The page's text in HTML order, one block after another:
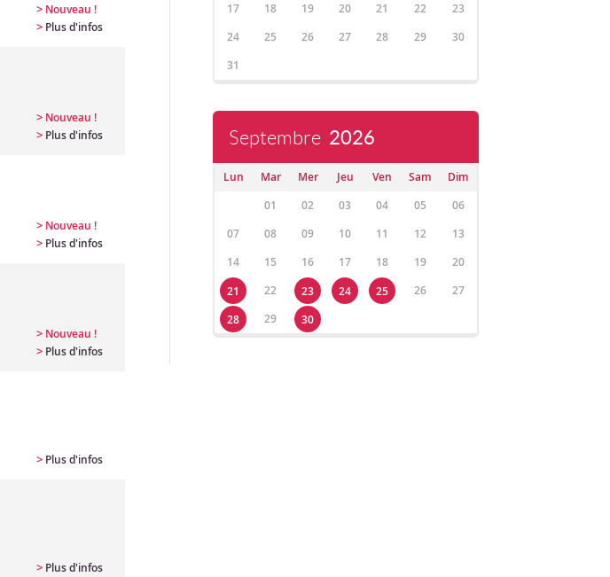
> Nouveau !
> Plus d'infos
> Nouveau !
> Plus d'infos
> Nouveau !
> Plus d'infos
> Nouveau !
> Plus d'infos
> Plus d'infos
> Plus d'infos
17
18 19 20 21 22
23
24
25 26 27 28 29
30
31
Septembre 2026
Lun Mar Mer Jeu Ven Sam
Dim
01
02 03 04 05
06
07
08 09 10 11 12
13
14
15 16 17 18 19
20
21
22 23 24 25 26
27
28
29 30